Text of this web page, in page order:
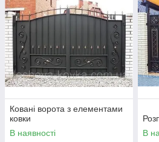
Ковані ворота з елементами
ковки
В наявності
В